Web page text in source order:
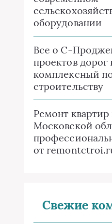
оборудовании
Все о C-
проектов
комплексный
строительству
Ремонт
Московской
от
Свежие